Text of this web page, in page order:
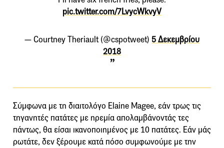
pic.twitter.com/7LvycWkvyV
— Courtney Theriault (@cspotweet) 5 Δεκεμβρίου
2018
Σύμφωνα με τη διαιτολόγο Elaine Magee, εάν τρως τις
τηγανητές πατάτες με ηρεμία απολαμβάνοντάς τες
πάντως, θα είσαι ικανοποιημένος με 10 πατάτες. Εάν μάς
ρωτάτε, δεν ξέρουμε κατά πόσο συμφωνούμε με την